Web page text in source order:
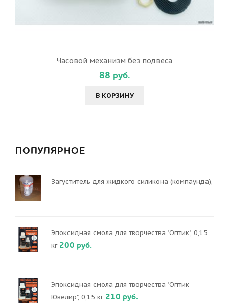
Часовой механизм без подвеса
88 руб.
В КОРЗИНУ
ПОПУЛЯРНОЕ
Загуститель для жидкого силикона (компаунда),
Эпоксидная смола для творчества "Оптик", 0,15
кг 200 руб.
Эпоксидная смола для творчества "Оптик
Ювелир", 0,15 кг 210 руб.